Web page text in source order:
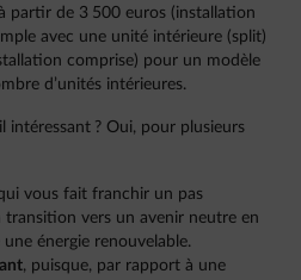
partir de 3 500 euros (installation
avec une unité intérieure (split)
comprise) pour un modèle
d’unités intérieures.
intéressant ? Oui, pour plusieurs
vous fait franchir un pas
transition vers un avenir neutre en
énergie renouvelable.
, puisque, par rapport à une